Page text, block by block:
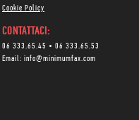
Cookie Policy
CONTATTACI:
06 333.65.45 • 06 333.65.53
Email: info@minimumfax.com